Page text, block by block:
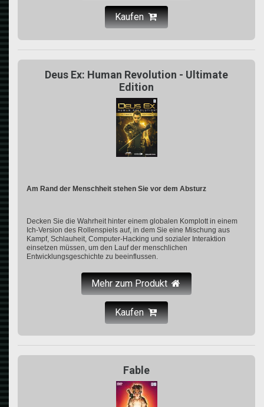
Kaufen
Deus Ex: Human Revolution - Ultimate
Edition
Am Rand der Menschheit stehen Sie vor dem Absturz
Decken Sie die Wahrheit hinter einem globalen Komplott in einem
Ich-Version des Rollenspiels auf, in dem Sie eine Mischung aus
Kampf, Schlauheit, Computer-Hacking und sozialer Interaktion
einsetzen müssen, um den Lauf der menschlichen
Entwicklungsgeschichte zu beeinflussen.
Mehr zum Produkt
Kaufen
Fable